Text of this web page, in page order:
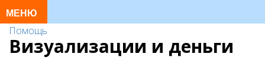
Помощь
Визуализации и деньги